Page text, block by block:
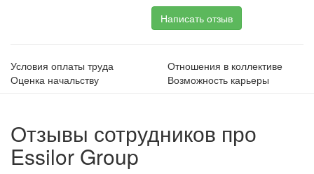
Написать отзыв
Условия оплаты труда
Отношения в коллективе
Оценка начальству
Возможность карьеры
Отзывы сотрудников про
Essilor Group